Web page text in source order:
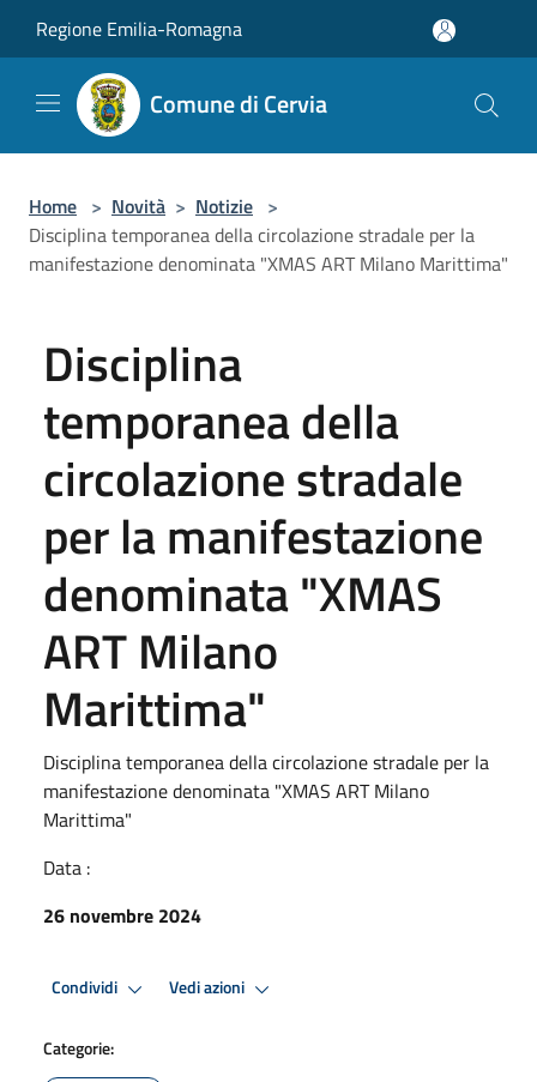
Regione Emilia-Romagna
Comune di Cervia
Home > Novità > Notizie >
Disciplina temporanea della circolazione stradale per la
manifestazione denominata "XMAS ART Milano Marittima"
Disciplina
temporanea della
circolazione stradale
per la manifestazione
denominata "XMAS
ART Milano
Marittima"
Disciplina temporanea della circolazione stradale per la
manifestazione denominata "XMAS ART Milano
Marittima"
Data :
26 novembre 2024
Condividi Vedi azioni
Categorie: